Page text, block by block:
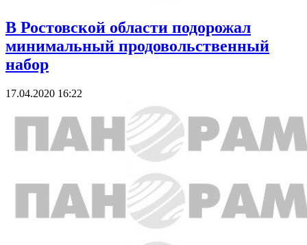
В Ростовской области подорожал
минимальный продовольственный
набор
17.04.2020 16:22